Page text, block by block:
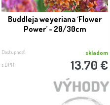
Buddleja weyeriana ´Flower
Power´ - 20/30cm
Dostupnosť: skladom
s DPH 13.70 €